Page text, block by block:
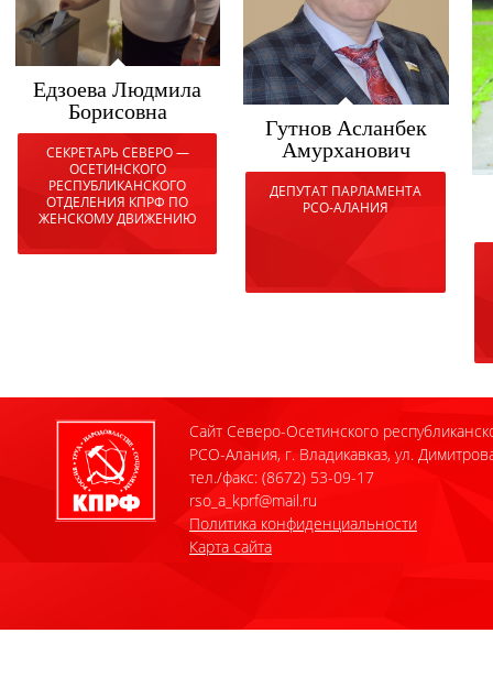
Едзоева Людмила
Борисовна
СЕКРЕТАРЬ СЕВЕРО —
ОСЕТИНСКОГО
РЕСПУБЛИКАНСКОГО
ОТДЕЛЕНИЯ КПРФ ПО
ЖЕНСКОМУ ДВИЖЕНИЮ
Гутнов Асланбек
Амурханович
ДЕПУТАТ ПАРЛАМЕНТА
РСО-АЛАНИЯ
Сайт Северо-Осетинского
РСО-Алания, г. Владикавказ, ул.
тел./факс: (8672) 53-09-17
rso_a_kprf@mail.ru
Политика конфиденциальности
Карта сайта